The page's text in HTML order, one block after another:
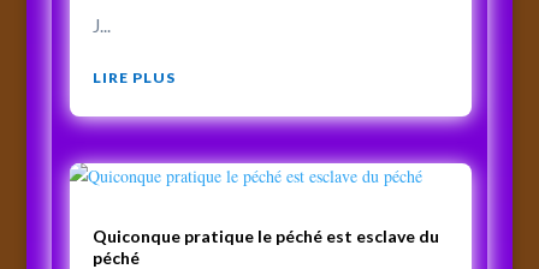
J...
LIRE PLUS
Quiconque pratique le péché est esclave du
péché